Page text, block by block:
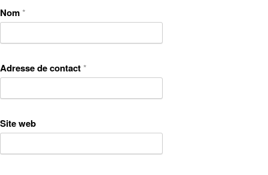
Nom*
Adresse de contact*
Site web